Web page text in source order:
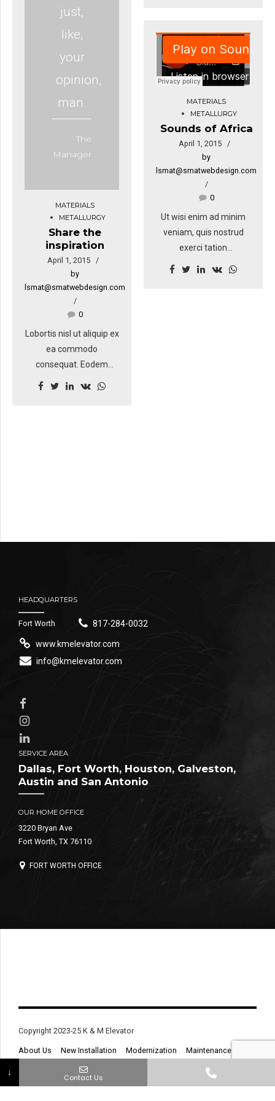
non, euismod vitae,
posuere imperdiet, leo.
Maecenas malesuada.
massa. Sed cursus
just,
like,
your
opinion,
man.
The
Manager
MATERIALS
METALLURGY
Share the
inspiration
April 1, 2015
by
lsmat@smatwebdesign.com
0
Lobortis nisl ut aliquip ex
ea commodo
consequat. Eodem
modo typi, qui nunc
MATERIALS
METALLURGY
Sounds of Africa
April 1, 2015
by
lsmat@smatwebdesign.com
0
Ut wisi enim ad minim
veniam, quis nostrud
exerci tation
ullamcorper suscipit
HEADQUARTERS
Fort Worth 817-284-0032
www.kmelevator.com
info@kmelevator.com
SERVICE AREA
Dallas, Fort Worth, Houston, Galveston,
Austin and San Antonio
OUR HOME OFFICE
3220 Bryan Ave
Fort Worth, TX 76110
FORT WORTH OFFICE
Copyright 2023-25 K & M Elevator
About Us New Installation Modernization
Maintenance
↓ Contact Us